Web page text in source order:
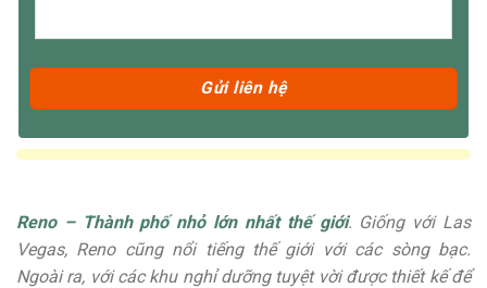
Reno – Thành phố nhỏ lớn nhất thế giới. Giống với Las
Vegas, Reno cũng nổi tiếng thế giới với các sòng bạc.
Ngoài ra, với các khu nghỉ dưỡng tuyệt vời được thiết kế để